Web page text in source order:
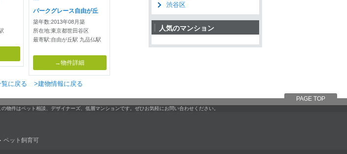
パークグレース自由が丘
築年数:2013年08月築
所在地:東京都世田谷区
最寄駅:自由が丘駅 九品仏駅
→物件詳細
に戻る >建物情報に戻る
渋谷区
人気のマンション
PAGE TOP
件はペット相談、デザイナーズ、低層マンションです。ぜひお気軽にお問い合わせください。
ペット飼育可